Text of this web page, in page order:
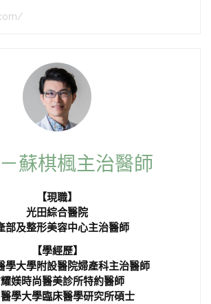
蘇棋楓主治醫師
【現職】
光田綜合醫院
部及整形美容中心主治醫師
【學經歷】
學大學附設醫院婦產科主治醫師
媄時尚醫美診所特約醫師
學大學臨床醫學研究所碩士